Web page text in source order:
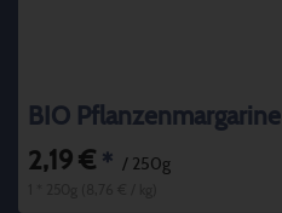
BIO Pflanzenmargarine
2,19 € * / 250g